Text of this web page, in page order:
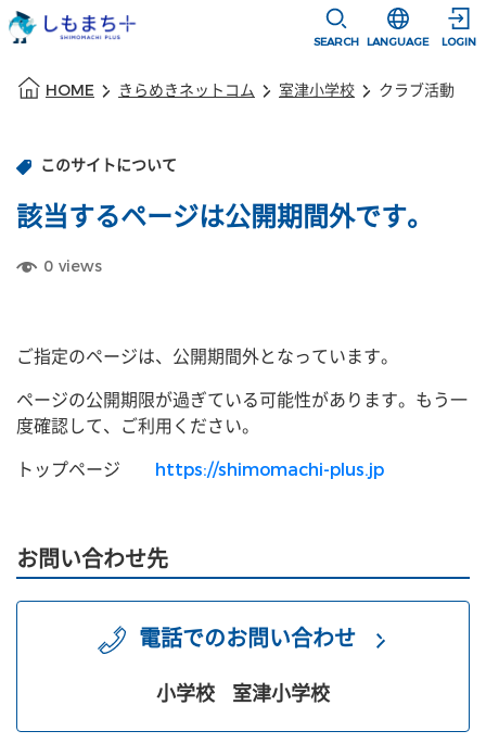
SEARCH
選択すると言
LANGUAGE LOGIN
HOME きらめきネットコム 室津小学校 クラブ活動
このサイトについて
該当するページは公開期間外です。
0 views
ご指定のページは、公開期間外となっています。
ページの公開期限が過ぎている可能性があります。もう一
度確認して、ご利用ください。
トップページ
https://shimomachi-plus.jp
お問い合わせ先
電話でのお問い合わせ
小学校 室津小学校